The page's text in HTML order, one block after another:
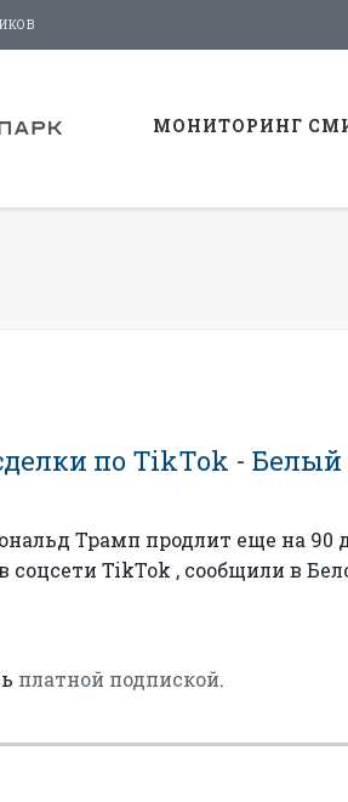
МОНИТОРИНГ
по TikTok -
Трамп продлит еще на 90
соцсети TikTok , сообщили в
платной подпиской.